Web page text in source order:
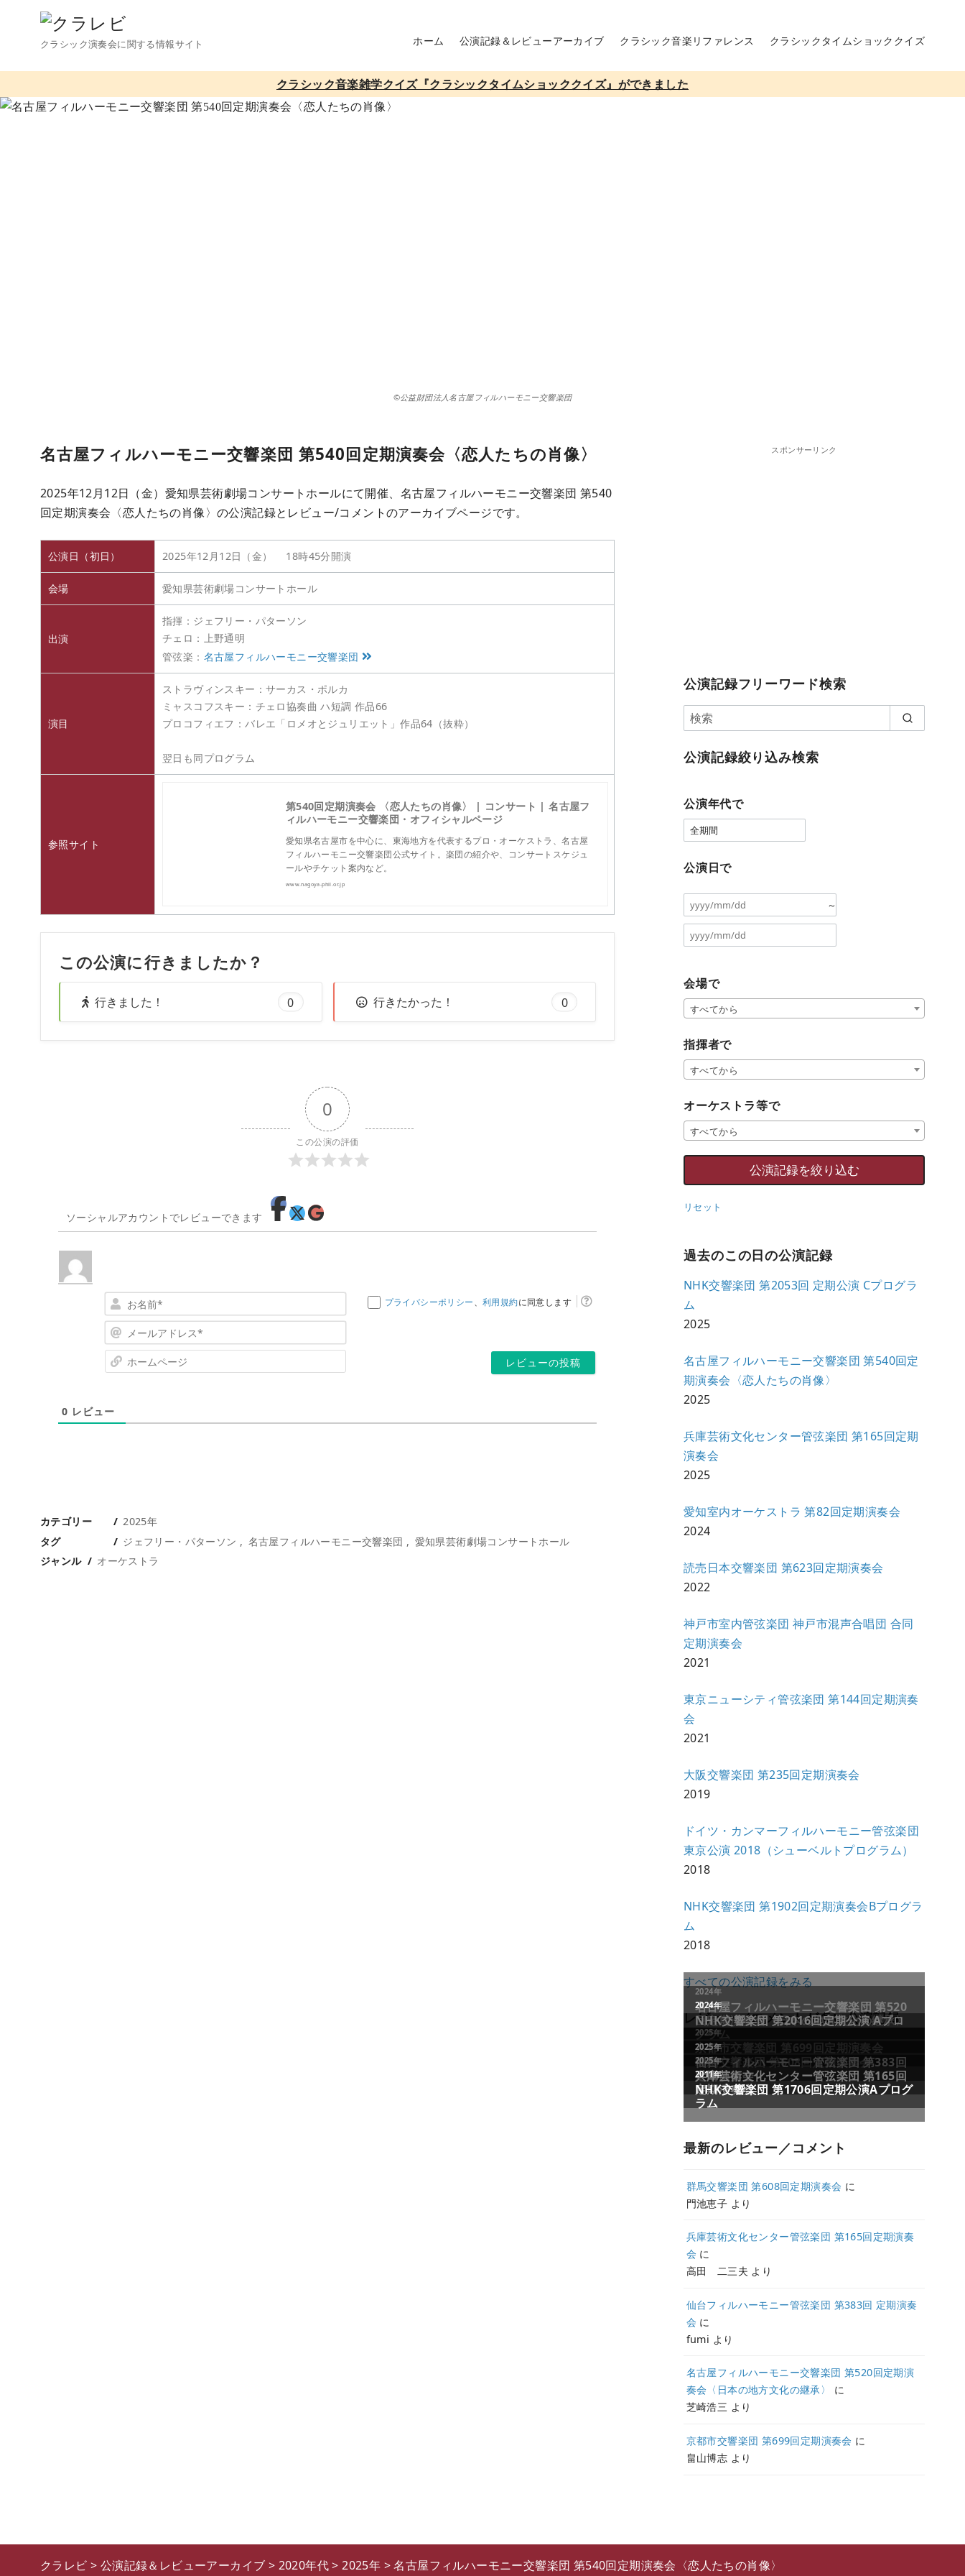
へ
クラシック演奏会に関する情報サイト ホーム 公演記録＆レビューアーカイブ クラシック音楽リファレンス クラシックタイムショッククイズ
クラシック音楽雑学クイズ『クラシックタイムショッククイズ』ができました
©公益財団法人名古屋フィルハーモニー交響楽団
名古屋フィルハーモニー交響楽団 第540回定期演奏会〈恋人たちの肖像〉
2025年12月12日（金）愛知県芸術劇場コンサートホールにて開催、名古屋フィルハーモニー交響楽団 第540
回定期演奏会〈恋人たちの肖像〉の公演記録とレビュー/コメントのアーカイブページです。
公演日（初日） 2025年12月12日（金） 18時45分開演
会場 愛知県芸術劇場コンサートホール
出演
指揮：ジェフリー・パターソン
チェロ：上野通明
管弦楽： 名古屋フィルハーモニー交響楽団
演目
ストラヴィンスキー：サーカス・ポルカ
ミャスコフスキー：チェロ協奏曲 ハ短調 作品66
プロコフィエフ：バレエ「ロメオとジュリエット」作品64（抜粋）
翌日も同プログラム
参照サイト
第540回定期演奏会 〈恋人たちの肖像〉 | コンサート | 名古屋フ
ィルハーモニー交響楽団・オフィシャルページ
愛知県名古屋市を中心に、東海地方を代表するプロ・オーケストラ、名古屋
フィルハーモニー交響楽団公式サイト。楽団の紹介や、コンサートスケジュ
ールやチケット案内など。
www.nagoya-phil.or.jp
この公演に行きましたか？
行きました！ 0 行きたかった！ 0
0
この公演の評価
ソーシャルアカウントでレビューできます
名
*ー
ス
ー
ー
プライバシーポリシー、 利用規約に同意します
0 レビュー
カテゴリー
2025年
タグ
ジェフリー・パターソン 名古屋フィルハーモニー交響楽団
愛知県芸術劇場コンサートホール
ジャンル
オーケストラ
スポンサーリンク
公演記録フリーワード検索
公演記録絞り込み検索
公演年代で
公演日で
～
会場で
すべてから
指揮者で
すべてから
オーケストラ等で
すべてから
リセット
過去のこの日の公演記録
NHK交響楽団 第2053回 定期公演 Cプログラ
ム
2025
名古屋フィルハーモニー交響楽団 第540回定
期演奏会〈恋人たちの肖像〉
2025
兵庫芸術文化センター管弦楽団 第165回定期
演奏会
2025
愛知室内オーケストラ 第82回定期演奏会
2024
読売日本交響楽団 第623回定期演奏会
2022
神戸市室内管弦楽団 神戸市混声合唱団 合同
定期演奏会
2021
東京ニューシティ管弦楽団 第144回定期演奏
会
2021
大阪交響楽団 第235回定期演奏会
2019
ドイツ・カンマーフィルハーモニー管弦楽団
東京公演 2018（シューベルトプログラム）
2018
NHK交響楽団 第1902回定期演奏会Bプログラ
ム
2018
すべての公演記録をみる
レビュー／コメントが多い公演記録
最新のレビュー／コメント
群馬交響楽団 第608回定期演奏会 に
門池恵子 より
兵庫芸術文化センター管弦楽団 第165回定期演奏
会 に
高田 二三夫 より
仙台フィルハーモニー管弦楽団 第383回 定期演奏
会 に
fumi より
名古屋フィルハーモニー交響楽団 第520回定期演
奏会〈日本の地方文化の継承〉
に
芝崎浩三 より
京都市交響楽団 第699回定期演奏会 に
畠山博志 より
クラレビ > 公演記録＆レビューアーカイブ > 2020年代>2025年 >名古屋フィルハーモニー交響楽団 第540回定期演奏会〈恋人たちの肖像〉